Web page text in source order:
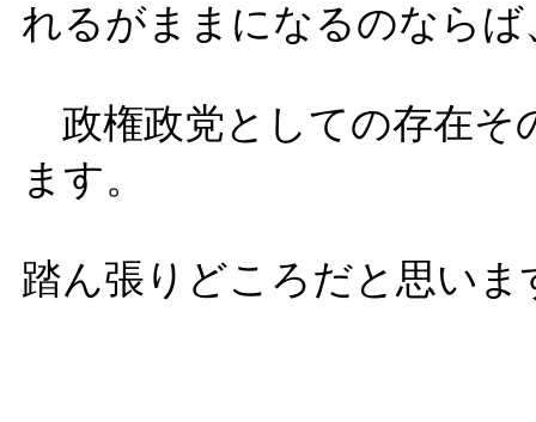
れるがままになるのなら
政権政党としての存在そ
ます。
踏ん張りどころだと思いま